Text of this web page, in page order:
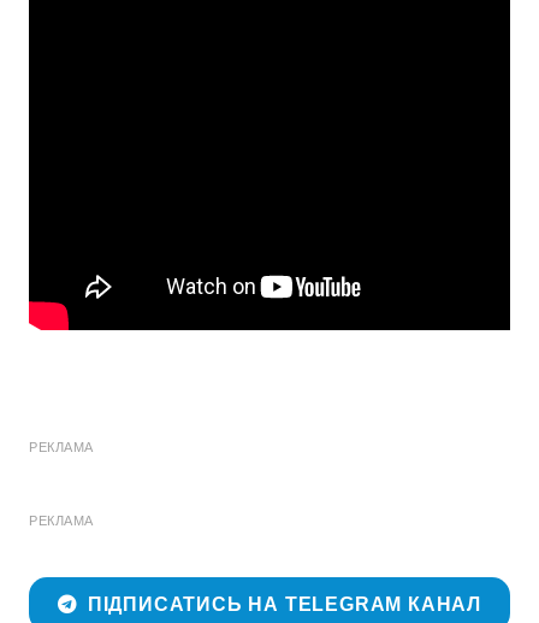
РЕКЛАМА
РЕКЛАМА
ПІДПИСАТИСЬ НА TELEGRAM КАНАЛ